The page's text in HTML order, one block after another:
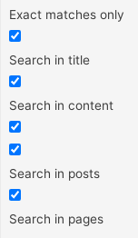
Exact matches only
Search in title
Search in content
Search in posts
Search in pages